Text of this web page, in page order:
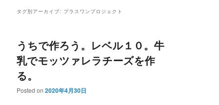
タグ別アーカイブ: プラスワンプロジェクト
うちで作ろう。レベル１０。牛
乳でモッツァレラチーズを作
る。
Posted on2020年4月30日